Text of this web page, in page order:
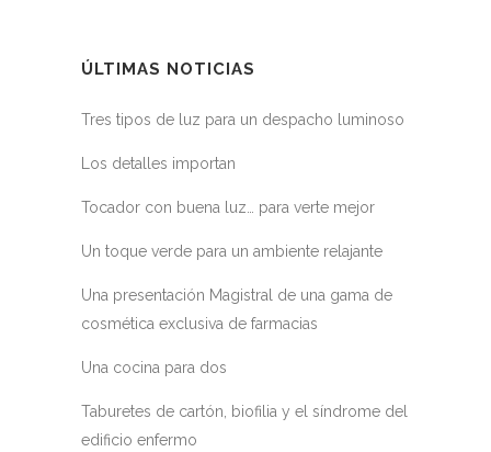
ÚLTIMAS NOTICIAS
Tres tipos de luz para un despacho luminoso
Los detalles importan
Tocador con buena luz… para verte mejor
Un toque verde para un ambiente relajante
Una presentación Magistral de una gama de
cosmética exclusiva de farmacias
Una cocina para dos
Taburetes de cartón, biofilia y el síndrome del
edificio enfermo